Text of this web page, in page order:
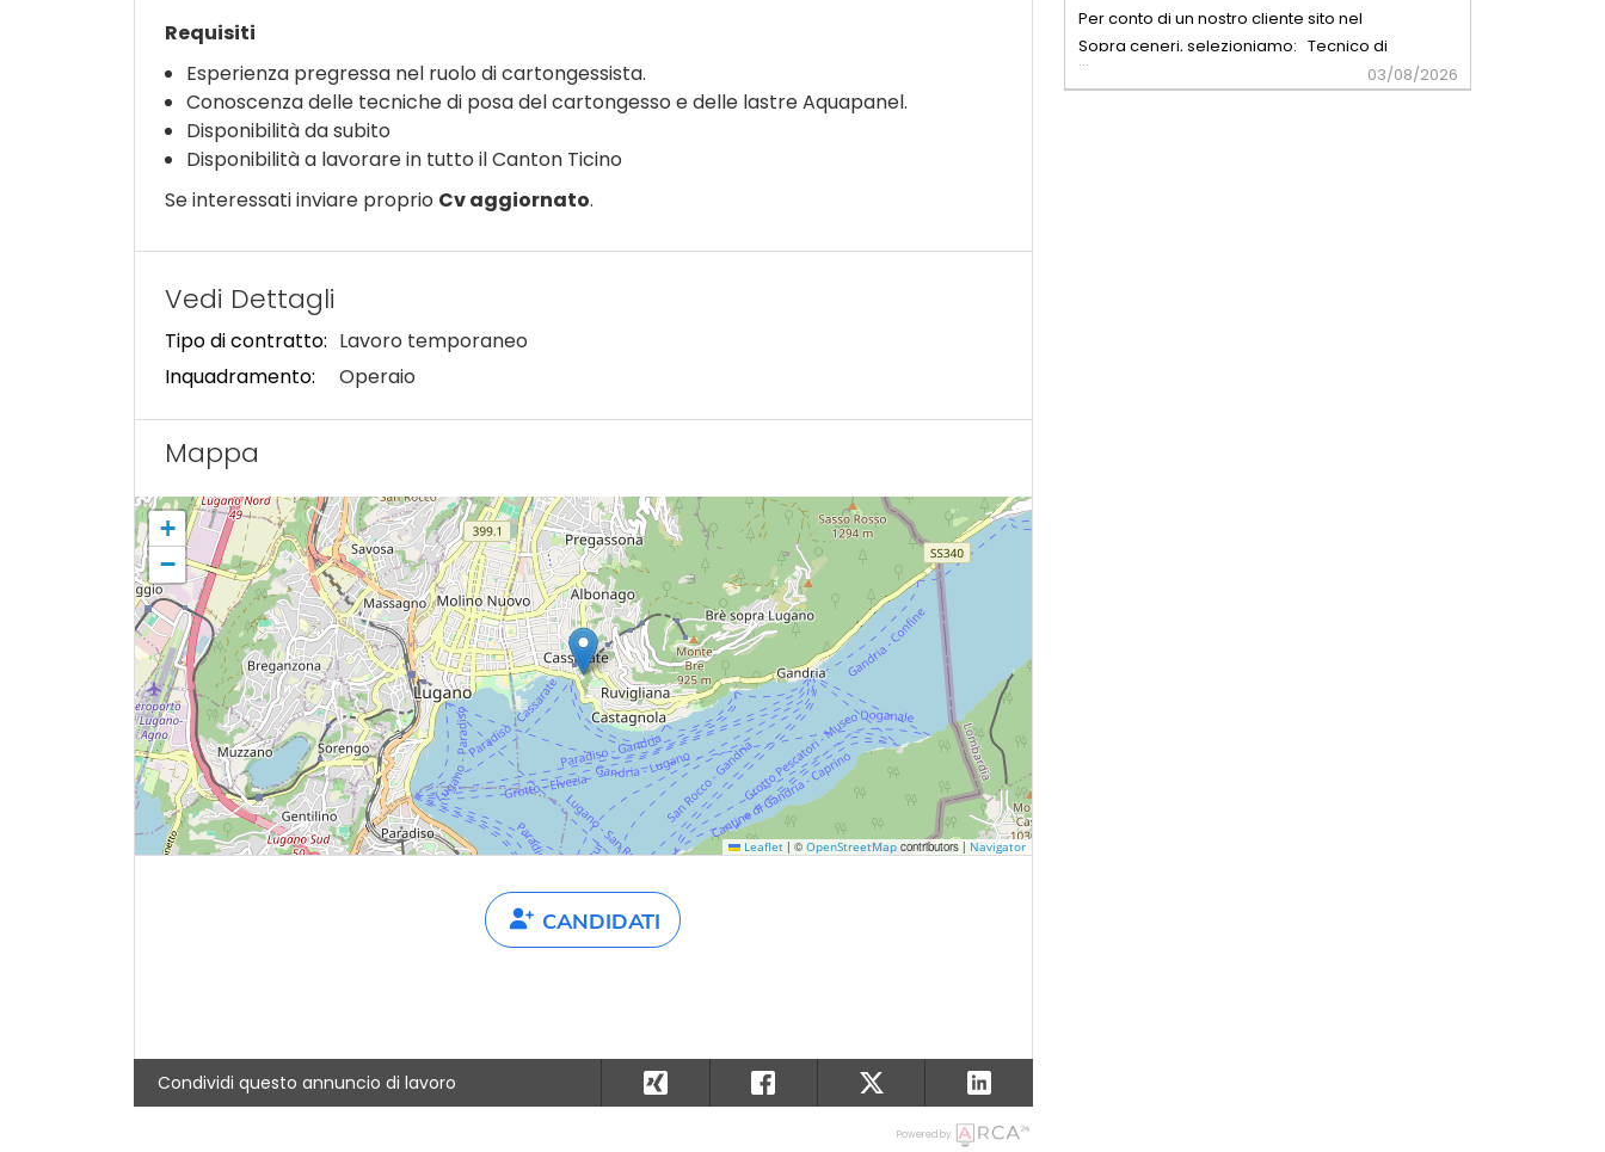
Requisiti
Esperienza pregressa nel ruolo di cartongessista.
Conoscenza delle tecniche di posa del cartongesso e delle lastre Aquapanel.
Disponibilità da subito
Disponibilità a lavorare in tutto il Canton Ticino
Se interessati inviare proprio Cv aggiornato.
Vedi Dettagli
Tipo di contratto: Lavoro temporaneo
Inquadramento:
Operaio
Mappa
+
−
Leaflet | © OpenStreetMapcontributors | Navigator
CANDIDATI
Condividi questo annuncio di lavoro
Powered by
continue in alluminio/vetro e
Per conto di un nostro cliente sito nel
Sopra ceneri, selezioniamo: Tecnico di
Cantiere - Settore Pittura/Finitura
...
03/08/2026